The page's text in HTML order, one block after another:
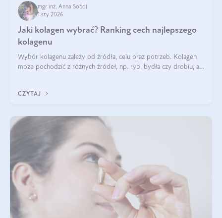
mgr inż. Anna Sobol
1 sty 2026
Jaki kolagen wybrać? Ranking cech najlepszego
kolagenu
Wybór kolagenu zależy od źródła, celu oraz potrzeb. Kolagen
może pochodzić z różnych źródeł, np. ryb, bydła czy drobiu, a
bydlęcy.
CZYTAJ